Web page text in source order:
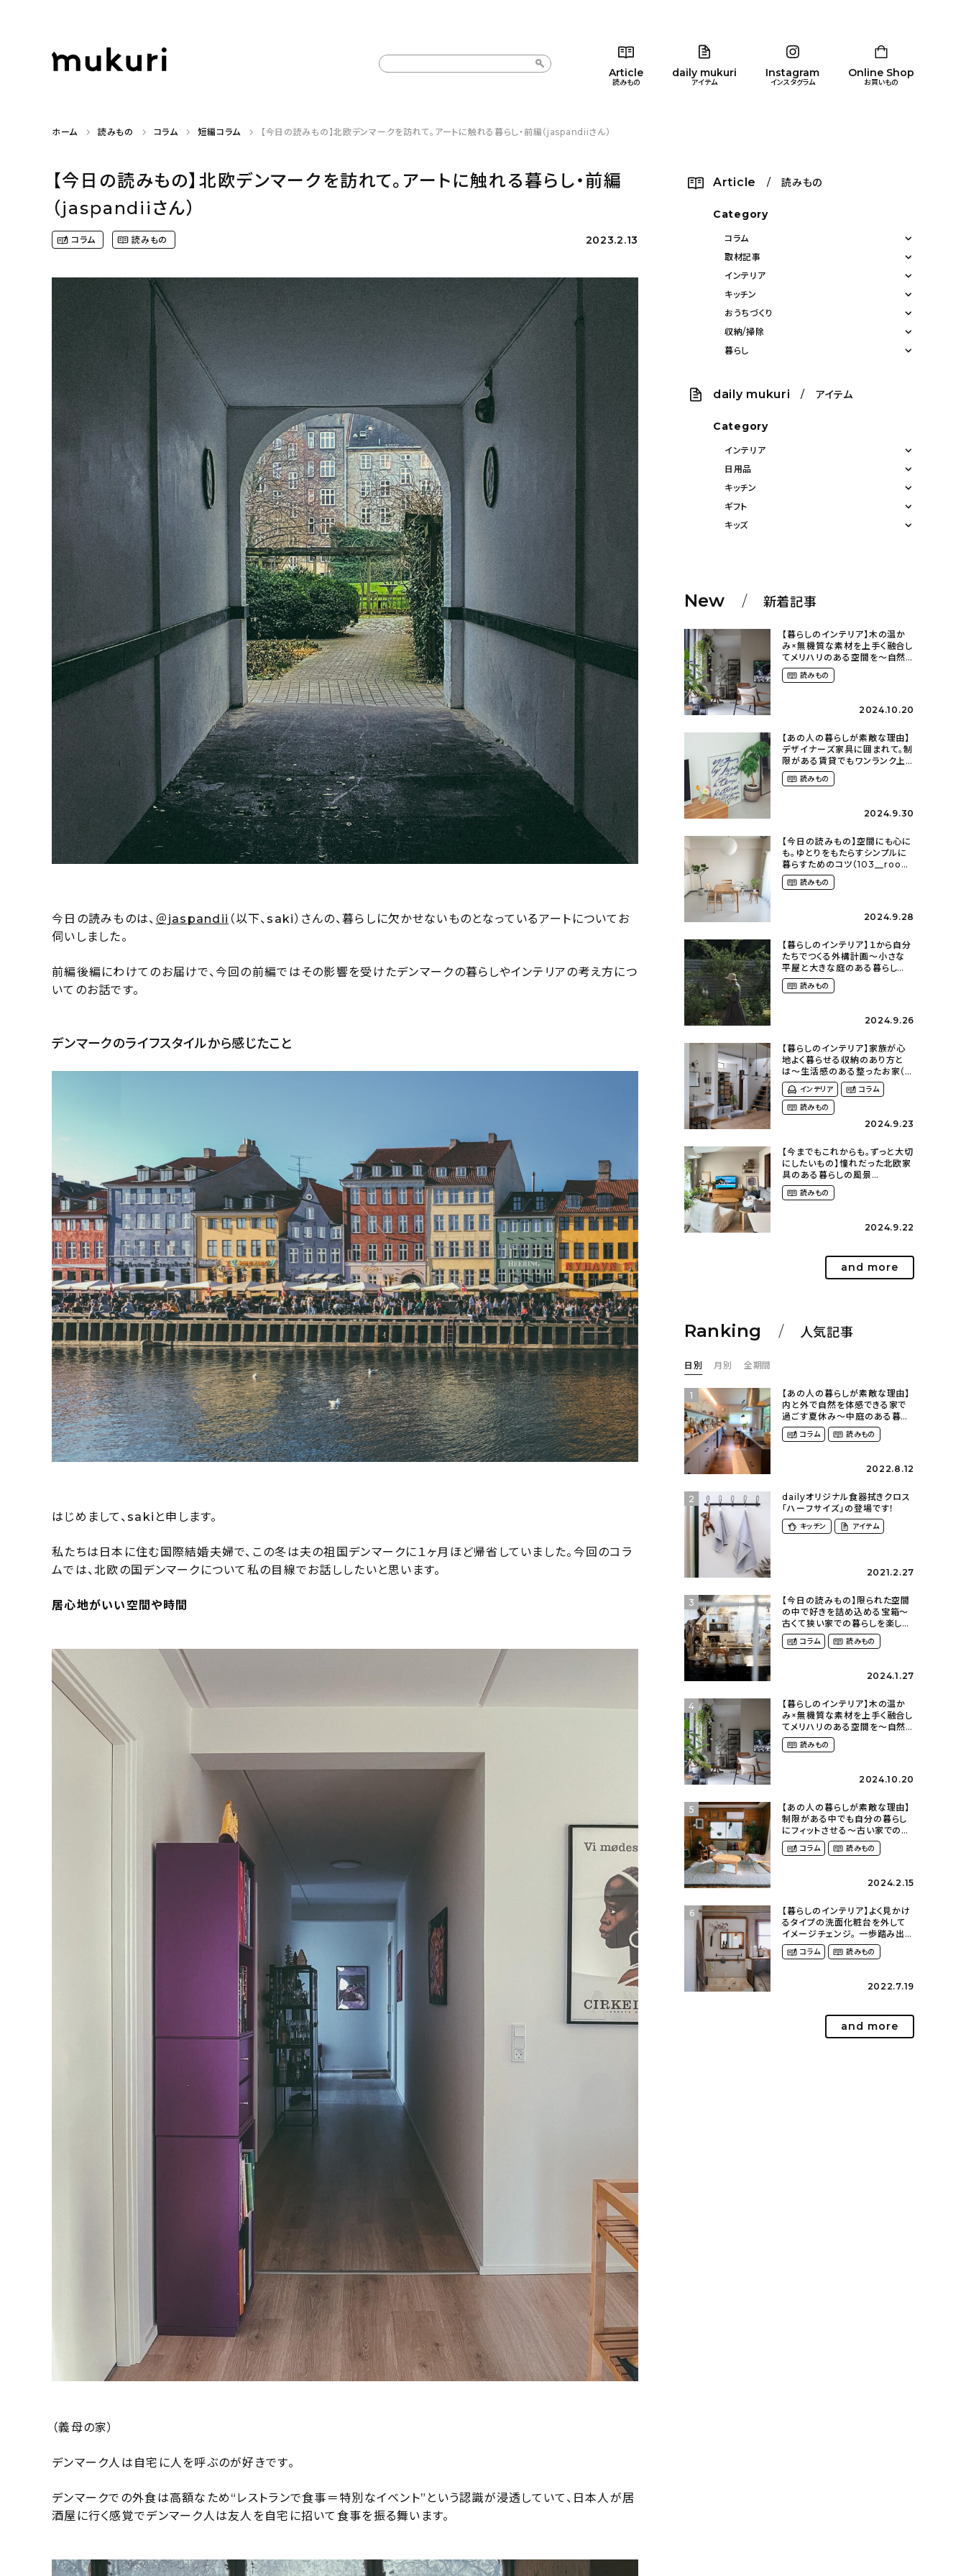
Article
読みもの
daily mukuri
アイテム
Instagram
インスタグラム
Online Shop
お買いもの
カテゴリー一覧 コラム
カテゴリー一覧
ホーム 読みもの コラム 短編コラム 【今日の読みもの】北欧デンマークを訪れて。アートに触れる暮らし・前編（jaspandiiさん）
【今日の読みもの】北欧デンマークを訪れて。アートに触れる暮らし・前編
（jaspandiiさん）
コラム 読みもの 2023.2.13
今日の読みものは、 ＠jaspandii （以下、saki）さんの、暮らしに欠かせないものとなっているアートについてお
伺いしました。
前編後編にわけてのお届けで、今回の前編ではその影響を受けたデンマークの暮らしやインテリアの考え方につ
いてのお話です。
デンマークのライフスタイルから感じたこと
はじめまして、sakiと申します。
私たちは日本に住む国際結婚夫婦で、この冬は夫の祖国デンマークに１ヶ月ほど帰省していました。今回のコラ
ムでは、北欧の国デンマークについて私の目線でお話ししたいと思います。
居心地がいい空間や時間
（義母の家）
デンマーク人は自宅に人を呼ぶのが好きです。
デンマークでの外食は高額なため“レストランで食事＝特別なイベント”という認識が浸透していて、日本人が居
酒屋に行く感覚でデンマーク人は友人を自宅に招いて食事を振る舞います。
Article / 読みもの
Category
コラム
取材記事
インテリア
キッチン
おうちづくり
収納/掃除
暮らし
daily mukuri / アイテム
Category
インテリア
日用品
キッチン
ギフト
キッズ
New 新着記事
【暮らしのインテリア】木の温か
み×無機質な素材を上手く融合し
てメリハリのある空間を〜自然
に囲まれて暮らす（ki_no_ieさ
ん） 読みもの
2024.10.20
【あの人の暮らしが素敵な理由】
デザイナーズ家具に囲まれて。制
限がある賃貸でもワンランク上
のお部屋に〜狭くても好きな暮
らしのこと（_____chika708さ
読みもの
2024.9.30
【今日の読みもの】空間にも心に
も。ゆとりをもたらすシンプルに
暮らすためのコツ（103__room
さん）
読みもの
2024.9.28
【暮らしのインテリア】１から自分
たちでつくる外構計画〜小さな
平屋と大きな庭のある暮らし
（tsumikiniwaさん）
読みもの
2024.9.26
【暮らしのインテリア】家族が心
地よく暮らせる収納のあり方と
は〜生活感のある整ったお家（
kaya___ieさん）
インテリア
コラム
読みもの
2024.9.23
【今までもこれからも。ずっと大切
にしたいもの】憧れだった北欧家
具のある暮らしの風景
（m._.k_homeさん）
読みもの
2024.9.22
and more
Ranking 人気記事
日別 月別 全期間
1
【あの人の暮らしが素敵な理由】
内と外で自然を体感できる家で
過ごす夏休み〜中庭のある暮ら
し（yume_2700さん）
コラム 読みもの
2022.8.12
2
dailyオリジナル食器拭きクロス
「ハーフサイズ」の登場です！
キッチン アイテム
2021.2.27
3
【今日の読みもの】限られた空間
の中で好きを詰め込める宝箱〜
古くて狭い家での暮らしを楽しむ
（2nyan_and_lifestylesさん）
コラム 読みもの
2024.1.27
4
【暮らしのインテリア】木の温か
み×無機質な素材を上手く融合し
てメリハリのある空間を〜自然
に囲まれて暮らす（ki_no_ieさ
ん） 読みもの
2024.10.20
5
【あの人の暮らしが素敵な理由】
制限がある中でも自分の暮らし
にフィットさせる〜古い家での暮
らしを楽しむ（idasanchiさん）
コラム 読みもの
2024.2.15
6
【暮らしのインテリア】よく見かけ
るタイプの洗面化粧台を外して
イメージチェンジ。 一歩踏み出し
て理想の空間へ〜築１２年の建
売住宅をDIYする暮らし
コラム 読みもの
2022.7.19
and more